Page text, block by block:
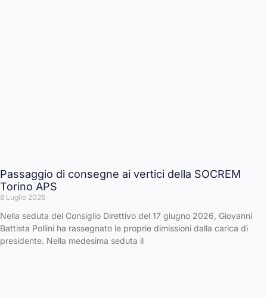
Passaggio di consegne ai vertici della SOCREM
Torino APS
8 Luglio 2026
Nella seduta del Consiglio Direttivo del 17 giugno 2026, Giovanni
Battista Pollini ha rassegnato le proprie dimissioni dalla carica di
presidente. Nella medesima seduta il